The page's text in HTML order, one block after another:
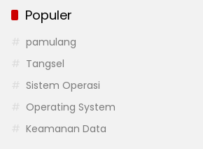
Populer
pamulang
Tangsel
Sistem Operasi
Operating System
Keamanan Data